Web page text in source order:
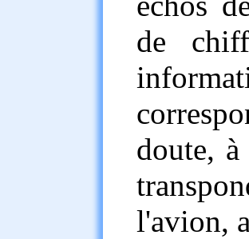
de
doute,
l'avion,